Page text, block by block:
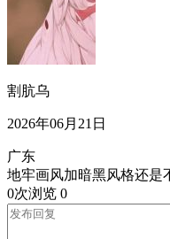
割肮乌
2026年06月21日
广东
地牢画风加暗黑风格还是
0次浏览 0